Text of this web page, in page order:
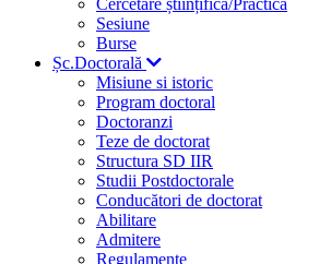
Cercetare științifică/Practică
Sesiune
Burse
Șc.Doctorală
Misiune si istoric
Program doctoral
Doctoranzi
Teze de doctorat
Structura SD IIR
Studii Postdoctorale
Conducători de doctorat
Abilitare
Admitere
Regulamente